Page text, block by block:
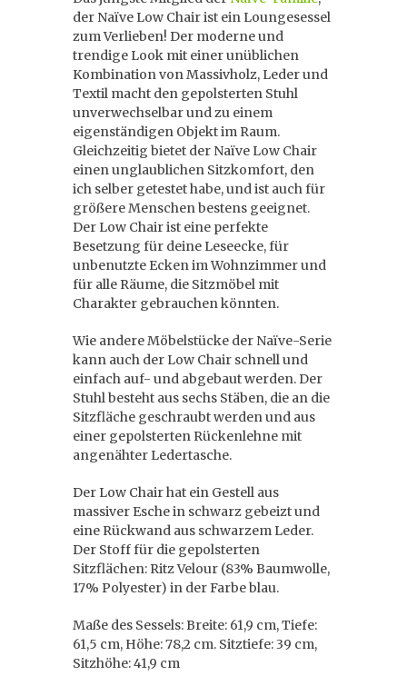
der Naïve Low Chair ist ein Loungesessel
zum Verlieben! Der moderne und
trendige Look mit einer unüblichen
Kombination von Massivholz, Leder und
Textil macht den gepolsterten Stuhl
unverwechselbar und zu einem
eigenständigen Objekt im Raum.
Gleichzeitig bietet der Naïve Low Chair
einen unglaublichen Sitzkomfort, den
ich selber getestet habe, und ist auch für
größere Menschen bestens geeignet.
Der Low Chair ist eine perfekte
Besetzung für deine Leseecke, für
unbenutzte Ecken im Wohnzimmer und
für alle Räume, die Sitzmöbel mit
Charakter gebrauchen könnten.
Wie andere Möbelstücke der Naïve-Serie
kann auch der Low Chair schnell und
einfach auf- und abgebaut werden. Der
Stuhl besteht aus sechs Stäben, die an die
Sitzfläche geschraubt werden und aus
einer gepolsterten Rückenlehne mit
angenähter Ledertasche.
Der Low Chair hat ein Gestell aus
massiver Esche in schwarz gebeizt und
eine Rückwand aus schwarzem Leder.
Der Stoff für die gepolsterten
Sitzflächen: Ritz Velour (83% Baumwolle,
17% Polyester) in der Farbe blau.
Maße des Sessels: Breite: 61,9 cm, Tiefe:
61,5 cm, Höhe: 78,2 cm. Sitztiefe: 39 cm,
Sitzhöhe: 41,9 cm